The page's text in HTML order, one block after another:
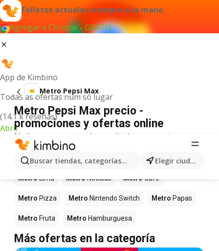
Folletos actuales siempre a la mano
Agregar a Chrome - GRATIS
App de Kimbino
Todas as ofertas num só lugar
(14.1 k reseñas)
Abrir
Buscar tiendas, categorías, productos... Elegir ciudad
Metro Pepsi Max
Metro Pepsi Max precio -
promociones y ofertas online
No hemos encontrado resultados para este
término.
Más productos en tiendas Metro
Metro Lima Metro Noticias Metro Café
Metro Pizza Metro Nintendo Switch Metro Papas
Metro Fruta Metro Hamburguesa
Más ofertas en la categoría